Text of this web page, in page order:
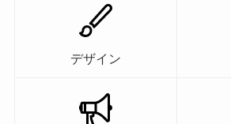
デザイン